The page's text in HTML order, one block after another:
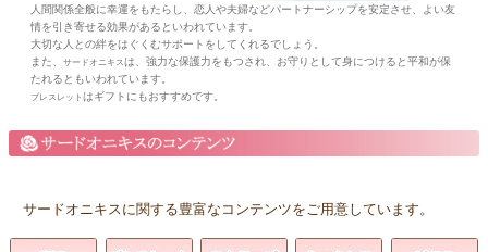
人間関係全般に幸運をもたらし、恋人や夫婦などパートナーシップを安定させ、よい友
情を引き寄せる効果があるといわれています。
大切な人との絆をはぐくむサポートをしてくれるでしょう。
また、サードオニキスは、強力な保護力をもつされ、お守りとして身につけると平和が保
たれるともいわれています。
ブレスレットはギフトにもおすすめです。
サードオニキスに関する豊富なコンテンツをご用意しています。